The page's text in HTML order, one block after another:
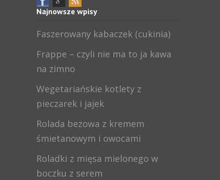
Najnowsze wpisy
Faszerowany kabaczek (cukinia)
Frappe – czyli nie ma to ja kawa
na zimno
Wegetariańskie kotlety z
pieczarek i jajek
Rolada bezowa z kremem
śmietanowym i owocami
Roladki z mięsa mielonego w
boczku z serem